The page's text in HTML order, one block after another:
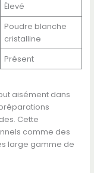
Élevé
Poudre blanche
cristalline
Présent
aisément dans
Cette
comme des
large gamme de